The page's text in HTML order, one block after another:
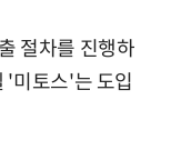
절차를 진행하
'미토스'는 도입